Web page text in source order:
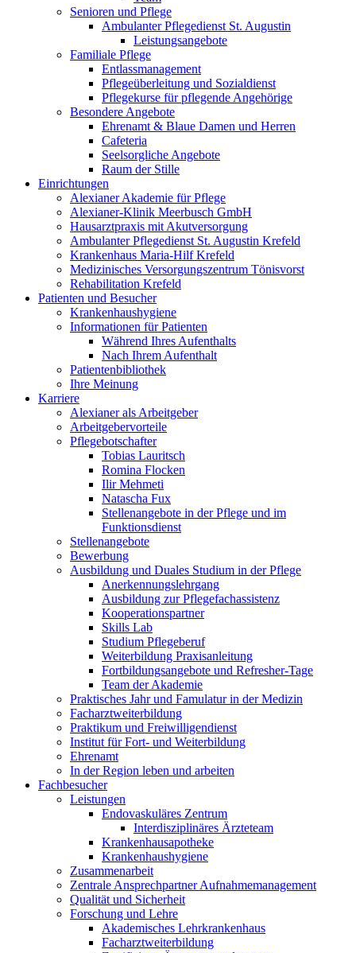
Senioren und Pflege
Ambulanter Pflegedienst St. Augustin
Leistungsangebote
Familiale Pflege
Entlassmanagement
Pflegeüberleitung und Sozialdienst
Pflegekurse für pflegende Angehörige
Besondere Angebote
Ehrenamt & Blaue Damen und Herren
Cafeteria
Seelsorgliche Angebote
Raum der Stille
Einrichtungen
Alexianer Akademie für Pflege
Alexianer-Klinik Meerbusch GmbH
Hausarztpraxis mit Akutversorgung
Ambulanter Pflegedienst St. Augustin Krefeld
Krankenhaus Maria-Hilf Krefeld
Medizinisches Versorgungszentrum Tönisvorst
Rehabilitation Krefeld
Patienten und Besucher
Krankenhaushygiene
Informationen für Patienten
Während Ihres Aufenthalts
Nach Ihrem Aufenthalt
Patientenbibliothek
Ihre Meinung
Karriere
Alexianer als Arbeitgeber
Arbeitgebervorteile
Pflegebotschafter
Tobias Lauritsch
Romina Flocken
Ilir Mehmeti
Natascha Fux
Stellenangebote in der Pflege und im
Funktionsdienst
Stellenangebote
Bewerbung
Ausbildung und Duales Studium in der Pflege
Anerkennungslehrgang
Ausbildung zur Pflegefachassistenz
Kooperationspartner
Skills Lab
Studium Pflegeberuf
Weiterbildung Praxisanleitung
Fortbildungsangebote und Refresher-Tage
Team der Akademie
Praktisches Jahr und Famulatur in der Medizin
Facharztweiterbildung
Praktikum und Freiwilligendienst
Institut für Fort- und Weiterbildung
Ehrenamt
In der Region leben und arbeiten
Fachbesucher
Leistungen
Endovaskuläres Zentrum
Interdisziplinäres Ärzteteam
Krankenhausapotheke
Krankenhaushygiene
Zusammenarbeit
Zentrale Ansprechpartner Aufnahmemanagement
Qualität und Sicherheit
Forschung und Lehre
Akademisches Lehrkrankenhaus
Facharztweiterbildung